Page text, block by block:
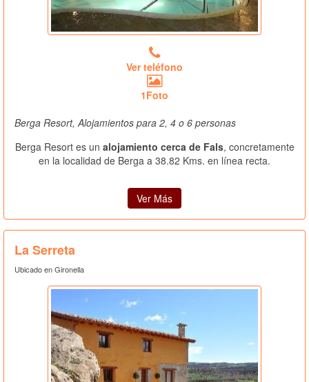
Ver teléfono
1Foto
Berga Resort, Alojamientos para 2, 4 o 6 personas
Berga Resort es un alojamiento cerca de Fals, concretamente
en la localidad de Berga a 38.82 Kms. en línea recta.
Ver Más
La Serreta
Ubicado en Gironella